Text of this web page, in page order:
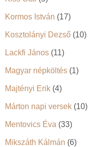
Kormos István (17)
Kosztolányi Dezső (10)
Lackfi János (11)
Magyar népköltés (1)
Majtényi Erik (4)
Márton napi versek (10)
Mentovics Éva (33)
Mikszáth Kálmán (6)